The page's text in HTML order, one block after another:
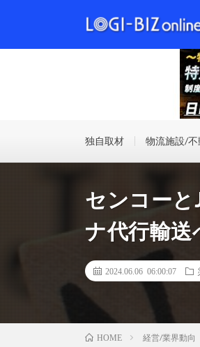
独自取材 物流施設/不
センコーと
ナ代行輸送
2024.06.06 06:00:07
HOME 経営/業界動向